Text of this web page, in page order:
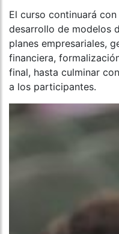
El curso continuará
desarrollo de modelos
planes empresariales,
financiera,
final, hasta culminar
a los participantes.